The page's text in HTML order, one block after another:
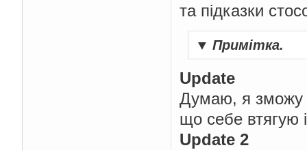
та підказки
▼ Примітка.
Update
Думаю, я зможу
що себе втягую
Update 2